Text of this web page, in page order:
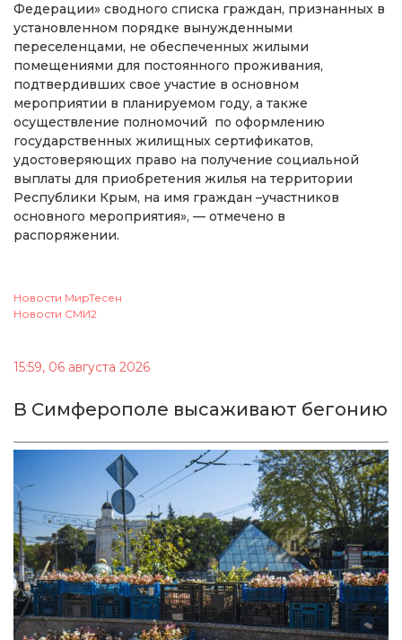
Федерации» сводного списка граждан, признанных в
установленном порядке вынужденными
переселенцами, не обеспеченных жилыми
помещениями для постоянного проживания,
подтвердивших свое участие в основном
мероприятии в планируемом году, а также
осуществление полномочий по оформлению
государственных жилищных сертификатов,
удостоверяющих право на получение социальной
выплаты для приобретения жилья на территории
Республики Крым, на имя граждан –участников
основного мероприятия», — отмечено в
распоряжении.
Новости МирТесен
Новости СМИ2
15:59, 06 августа 2026
В Симферополе высаживают бегонию